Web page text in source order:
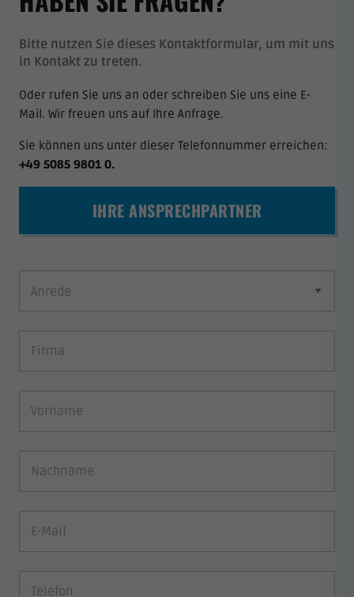
Bitte nutzen Sie dieses Kontaktformular, um mit uns
in Kontakt zu treten.
Oder rufen Sie uns an oder schreiben Sie uns eine E-
Mail. Wir freuen uns auf Ihre Anfrage.
Sie können uns unter dieser Telefonnummer erreichen:
+49 5085 9801 0.
IHRE ANSPRECHPARTNER